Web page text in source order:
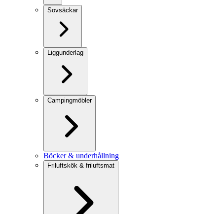
Sovsäckar
Liggunderlag
Campingmöbler
Böcker & underhållning
Friluftskök & friluftsmat